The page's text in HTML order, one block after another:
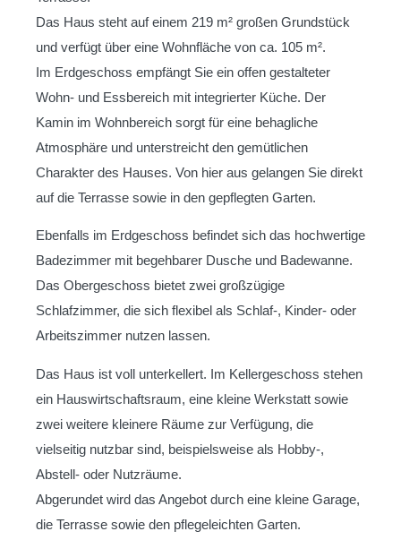
Das Haus steht auf einem 219 m² großen Grundstück
und verfügt über eine Wohnfläche von ca. 105 m².
Im Erdgeschoss empfängt Sie ein offen gestalteter
Wohn- und Essbereich mit integrierter Küche. Der
Kamin im Wohnbereich sorgt für eine behagliche
Atmosphäre und unterstreicht den gemütlichen
Charakter des Hauses. Von hier aus gelangen Sie direkt
auf die Terrasse sowie in den gepflegten Garten.
Ebenfalls im Erdgeschoss befindet sich das hochwertige
Badezimmer mit begehbarer Dusche und Badewanne.
Das Obergeschoss bietet zwei großzügige
Schlafzimmer, die sich flexibel als Schlaf-, Kinder- oder
Arbeitszimmer nutzen lassen.
Das Haus ist voll unterkellert. Im Kellergeschoss stehen
ein Hauswirtschaftsraum, eine kleine Werkstatt sowie
zwei weitere kleinere Räume zur Verfügung, die
vielseitig nutzbar sind, beispielsweise als Hobby-,
Abstell- oder Nutzräume.
Abgerundet wird das Angebot durch eine kleine Garage,
die Terrasse sowie den pflegeleichten Garten.